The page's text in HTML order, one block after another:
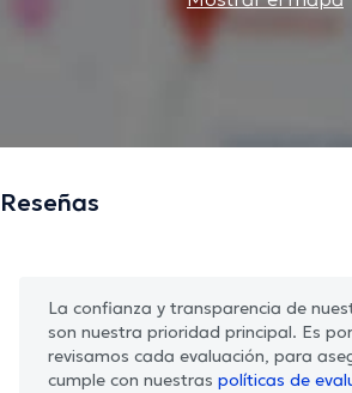
Reseñas
La confianza y transparencia de
son nuestra prioridad principal. Es
revisamos cada evaluación, para
cumple con nuestras políticas de